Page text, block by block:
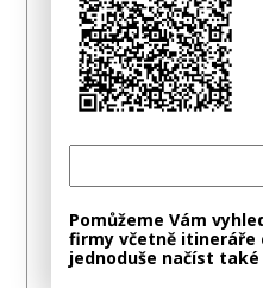
Pomůžeme Vám
firmy včetně itineráře
jednoduše načíst také